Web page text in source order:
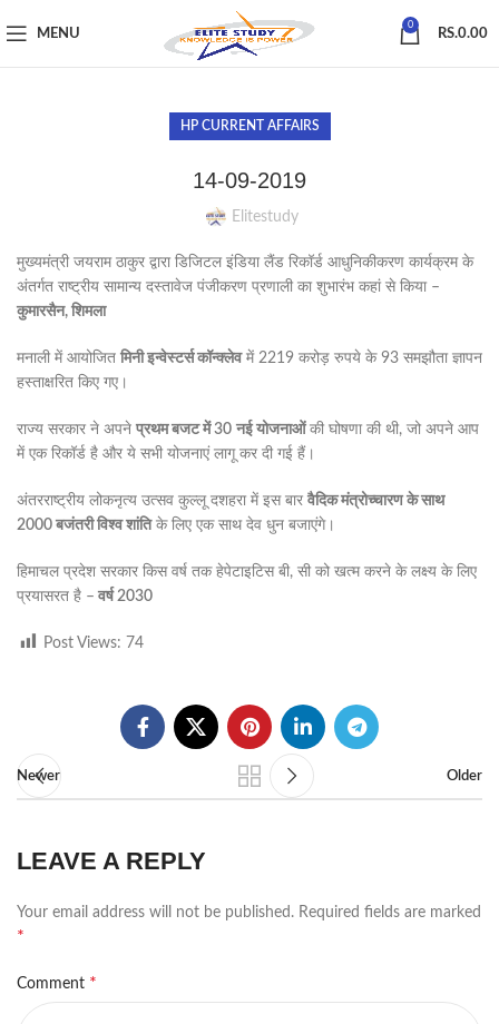
MENU
0
RS.0.00
HP CURRENT AFFAIRS
14-09-2019
Elitestudy
मुख्यमंत्री जयराम ठाकुर द्वारा डिजिटल इंडिया लैंड रिकॉर्ड आधुनिकीकरण कार्यक्रम के
अंतर्गत राष्ट्रीय सामान्य दस्तावेज पंजीकरण प्रणाली का शुभारंभ कहां से किया –
कुमारसैन, शिमला
मनाली में आयोजित मिनी इन्वेस्टर्स कॉन्क्लेवमें 2219 करोड़ रुपये के 93 समझौता ज्ञापन
हस्ताक्षरित किए गए।
राज्य सरकार ने अपने प्रथम बजट में 30 नई योजनाओंकी घोषणा की थी, जो अपने आप
में एक रिकॉर्ड है और ये सभी योजनाएं लागू कर दी गई हैं।
अंतरराष्ट्रीय लोकनृत्य उत्सव कुल्लू दशहरा में इस बार वैदिक मंत्रोच्चारण के साथ
2000 बजंतरी विश्व शांतिके लिए एक साथ देव धुन बजाएंगे।
हिमाचल प्रदेश सरकार किस वर्ष तक हेपेटाइटिस बी, सी को खत्म करने के लक्ष्य के लिए
प्रयासरत है – वर्ष 2030
Post Views: 74
Newer Older
LEAVE A REPLY
Your email address will not be published. Required fields are marked
*
Comment *